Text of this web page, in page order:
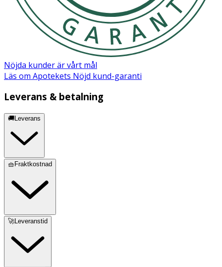
Nöjda kunder är vårt mål
Läs om Apotekets Nöjd kund-garanti
Leverans & betalning
🚚Leverans
🧺Fraktkostnad
🚀Leveranstid